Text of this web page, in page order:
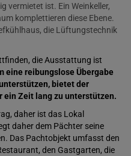
vermietet ist. Ein Weinkeller,
komplettieren diese Ebene.
die Lüftungstechnik
die Ausstattung ist
eine reibungslose Übergabe
bietet der
ein Zeit lang zu unterstützen.
daher ist das Lokal
daher dem Pächter seine
Das Pachtobjekt umfasst den
den Gastgarten, die